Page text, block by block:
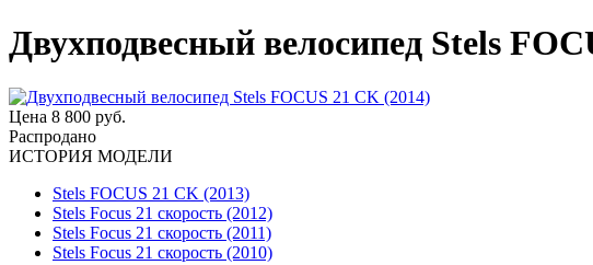
Двухподвесный велосипед Stels
Цена 8 800 руб.
Распродано
ИСТОРИЯ МОДЕЛИ
Stels FOCUS 21 CK (2013)
Stels Focus 21 скорость (2012)
Stels Focus 21 скорость (2011)
Stels Focus 21 скорость (2010)